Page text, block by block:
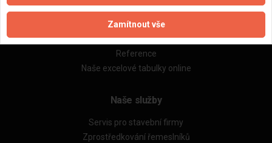
Zásady pro používání souborů cookie
Obchodní podmínky (zprostředkování)
Obchodní podmínky (rozpočtování)
Reference
Naše excelové tabulky online
Naše služby
Servis pro stavební firmy
Zprostředkování řemeslníků
Zamítnout vše